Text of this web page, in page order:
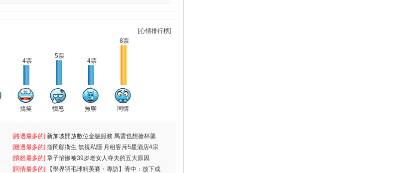
[心情排行榜]
4票
搞笑
5票
憤怒
4票
無聊
8票
同情
[路過最多的] 新加坡開放數位金融服務 馬雲也想搶杯羹
[難過最多的] 指罔顧衞生 無視私隱 月租客斥5星酒店4宗
罪
[憤怒最多的] 章子怡惨被39岁老女人夺夫的五大原因
[同情最多的]
【學界羽毛球精英賽・專訪】青中：放下成